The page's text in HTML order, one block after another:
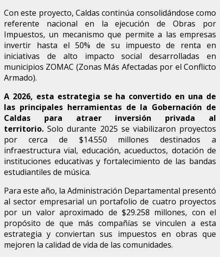
Con este proyecto, Caldas continúa consolidándose como
referente nacional en la ejecución de Obras por
Impuestos, un mecanismo que permite a las empresas
invertir hasta el 50% de su impuesto de renta en
iniciativas de alto impacto social desarrolladas en
municipios ZOMAC (Zonas Más Afectadas por el Conflicto
Armado).
A 2026, esta estrategia se ha convertido en una de
las principales herramientas de la Gobernación de
Caldas para atraer inversión privada al
territorio. Solo durante 2025 se viabilizaron proyectos
por cerca de $14.550 millones destinados a
infraestructura vial, educación, acueductos, dotación de
instituciones educativas y fortalecimiento de las bandas
estudiantiles de música.
Para este año, la Administración Departamental presentó
al sector empresarial un portafolio de cuatro proyectos
por un valor aproximado de $29.258 millones, con el
propósito de que más compañías se vinculen a esta
estrategia y conviertan sus impuestos en obras que
mejoren la calidad de vida de las comunidades.